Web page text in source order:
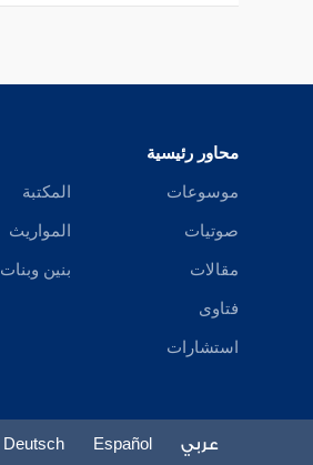
محاور رئيسية
موسوعات
صوتيات
مقالات
فتاوى
استشارات
المكتبة
المواريث
بنين وبنات
عربي Español
Deutsch